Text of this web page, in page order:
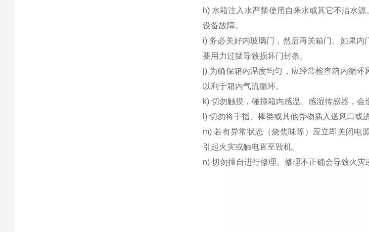
h) 水箱注入水严禁使用自来水或其它不洁水
设备故障。
i) 务必关好内玻璃门，然后再关箱门。如果
要用力过猛导致损坏门封条。
j) 为确保箱内温度均匀，应经常检查箱内循环
以利于箱内气流循环。
k) 切勿触摸，碰撞箱内感温、感湿传感器，会
l) 切勿将手指、棒类或其他异物插入送风口或
m) 若有异常状态（烧焦味等）应立即关闭电
引起火灾或触电直至毁机。
n) 切勿擅自进行修理。修理不正确会导致火灾